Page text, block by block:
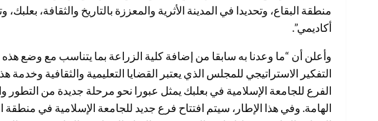
منطقة البقاع، وتحديدا في المدينة الأثرية والمعززة بالتاريخ والثقافة،
أكاديمي”.
وأعلن أن “ما وعدنا به سابقا من إضافة كلية الزراعة بما يتناسب مع وضع هذه
التفكير الاستراتيجي للمجلس الذي يعتبر القضايا التعليمية والثقافية وخدمة
الفرع للجامعة الإسلامية في بعلبك يمثل عبورا نحو مرحلة جديدة من التطور
الهامة. وفي هذا الإطار، سيتم افتتاح فرع جديد للجامعة الإسلامية في